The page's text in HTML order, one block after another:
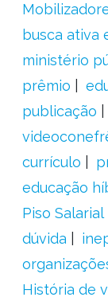
busca ativa
ministério
prêmio
publicação
currículo
educação
Piso
dúvida
História de